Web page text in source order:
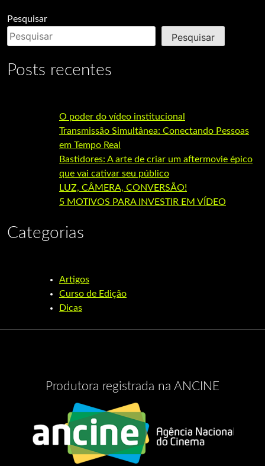
Pesquisar
Pesquisar
Posts recentes
O poder do vídeo institucional
Transmissão Simultânea: Conectando Pessoas
em Tempo Real
Bastidores: A arte de criar um aftermovie épico
que vai cativar seu público
LUZ, CÂMERA, CONVERSÃO!
5 MOTIVOS PARA INVESTIR EM VÍDEO
Categorias
Artigos
Curso de Edição
Dicas
Produtora registrada na ANCINE